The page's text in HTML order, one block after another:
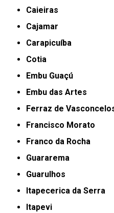
Caieiras
Cajamar
Carapicuíba
Cotia
Embu Guaçú
Embu das Artes
Ferraz de
Francisco Morato
Franco da Rocha
Guararema
Guarulhos
Itapecerica da Serra
Itapevi